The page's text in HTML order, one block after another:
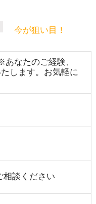
今が狙い目！
なたのご経験、
します。お気軽に
相談ください